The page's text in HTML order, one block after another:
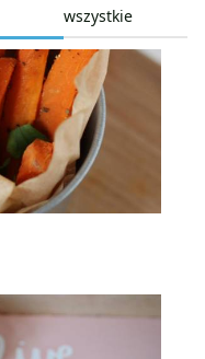
wszystkie